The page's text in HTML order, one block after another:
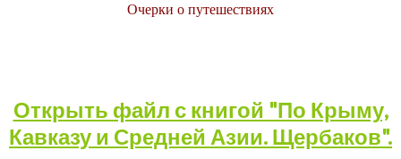
Очерки о путешествиях
Открыть файл с книгой "По Крыму,
Кавказу и Средней Азии. Щербаков".